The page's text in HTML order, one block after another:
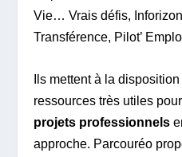
Vie… Vrais défis,
Transférence, Pilot’
Ils mettent à la
ressources très utiles
projets professionnels
approche. Parcouréo